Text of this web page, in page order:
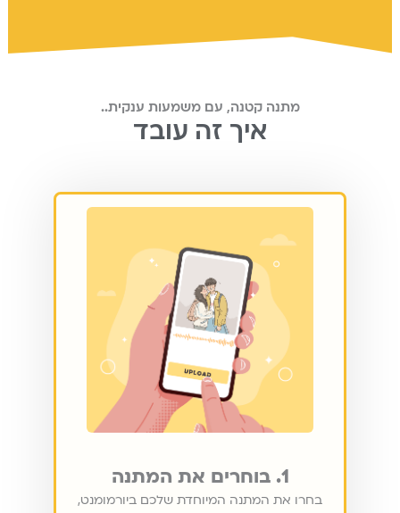
מתנה קטנה, עם משמעות ענקית..
איך זה עובד
1. בוחרים את המתנה
בחרו את המתנה המיוחדת שלכם ביורמומנט,